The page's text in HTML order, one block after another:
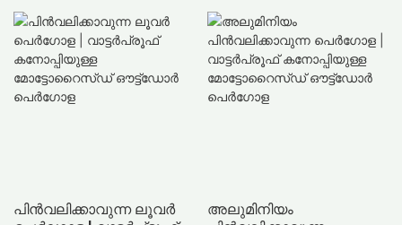
പിൻവലിക്കാവുന്ന ലൂവർ
അലുമിനിയം